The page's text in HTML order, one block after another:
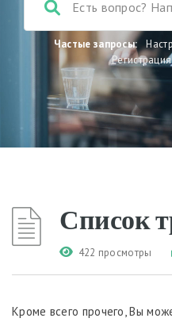
Частые запросы:
Список
422 просмотры
Кроме всего прочего, Вы